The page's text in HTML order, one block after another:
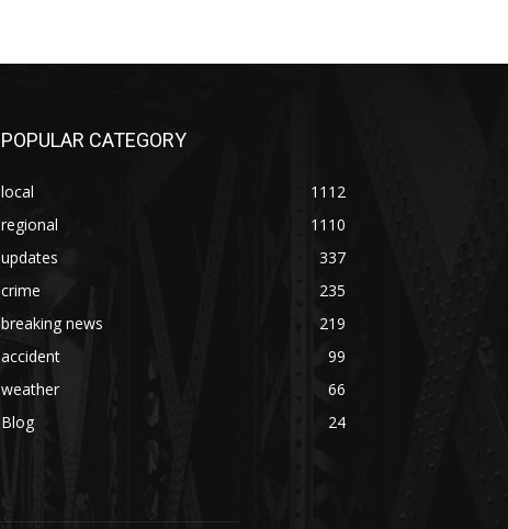
POPULAR CATEGORY
local
1112
regional
1110
updates
337
crime
235
breaking news
219
accident
99
weather
66
Blog
24